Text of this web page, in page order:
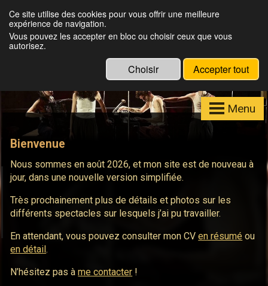
Julien Louisgrand
Eclairagiste, Régisseur lumières, Formateur
Eos
Menu
Bienvenue
Nous sommes en août 2026, et mon site est de nouveau à
jour, dans une nouvelle version simplifiée.
Très prochainement plus de détails et photos sur les
différents spectacles sur lesquels j’ai pu travailler.
En attendant, vous pouvez consulter mon CVen résumé ou
en détail.
N’hésitez pas àme contacter !
Ce site utilise des cookies pour vous offrir une meilleure
expérience de navigation.
Vous pouvez les accepter en bloc ou choisir ceux que vous
autorisez.
Choisir Accepter tout